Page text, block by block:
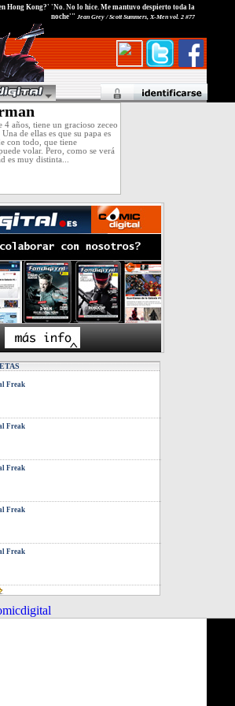
Hong Kong?' 'No. No lo hice. Me mantuvo despierto toda la
noche'" Jean Grey / Scott Summers, X-Men vol. 2 #77
4 años, tiene un gracioso zeceo
de ellas es que su papa es
con todo, que tiene
volar. Pero, como se verá
es muy distinta...
Freak
Freak
Freak
Freak
Freak